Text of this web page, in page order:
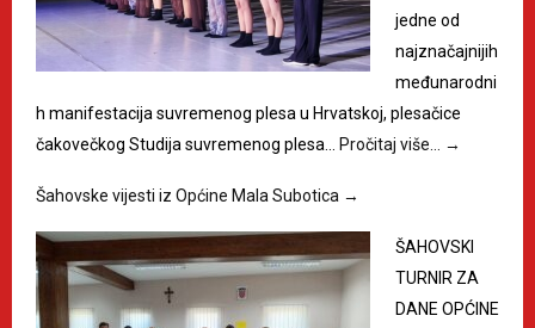
jedne od
najznačajnijih
međunarodni
h manifestacija suvremenog plesa u Hrvatskoj, plesačice
čakovečkog Studija suvremenog plesa…
Pročitaj više… →
Šahovske vijesti iz Općine Mala Subotica →
ŠAHOVSKI
TURNIR ZA
DANE OPĆINE